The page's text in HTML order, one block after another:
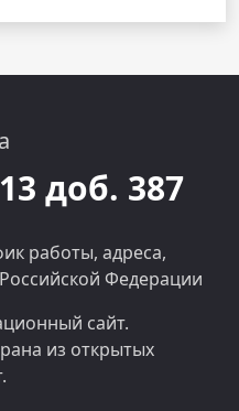
доб. 387
работы, адреса,
Федерации
сайт.
из открытых